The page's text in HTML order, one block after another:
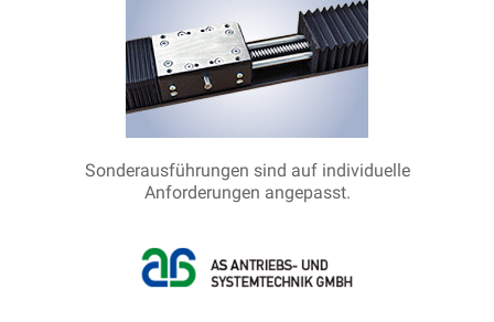
Sonderausführungen sind auf individuelle
Anforderungen angepasst.